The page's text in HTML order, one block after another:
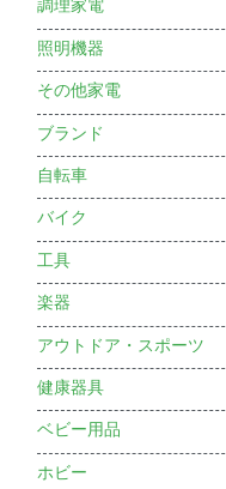
調理家電
照明機器
その他家電
ブランド
自転車
バイク
工具
楽器
アウトドア・スポーツ
健康器具
ベビー用品
ホビー